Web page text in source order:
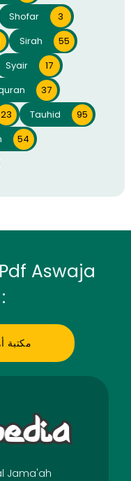
Shofar
3
Sirah
55
Syair
17
37
23 Tauhid
95
54
Aswaja
مكتبة
Jama'ah